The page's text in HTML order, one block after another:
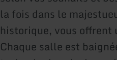
la fois dans le
historique, vous offrent
Chaque salle est